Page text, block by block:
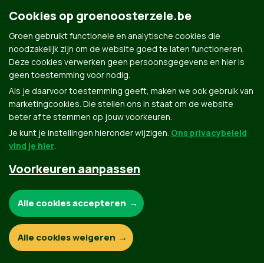
Cookies op groenoosterzele.be
Groen gebruikt functionele en analytische cookies die
noodzakelijk zijn om de website goed te laten functioneren.
Deze cookies verwerken geen persoonsgegevens en hier is
geen toestemming voor nodig.
Als je daarvoor toestemming geeft, maken we ook gebruik van
marketingcookies. Die stellen ons in staat om de website
beter af te stemmen op jouw voorkeuren.
Je kunt je instellingen hieronder wijzigen. Ons privacybeleid
vind je hier.
Voorkeuren aanpassen
Functionele en analytische cookies:
Alle cookies accepteren
Alle cookies weigeren